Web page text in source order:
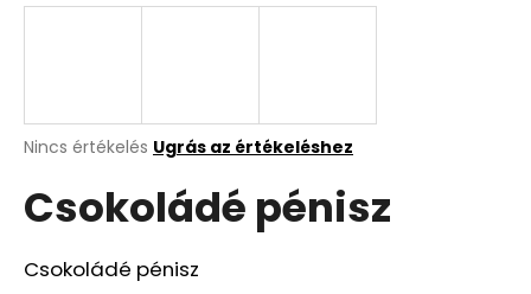
A
átlagos
értékelése
ből
0,0
Nincs értékelés Ugrás az értékeléshez
Csokoládé pénisz
Csokoládé pénisz
A
l
j
k